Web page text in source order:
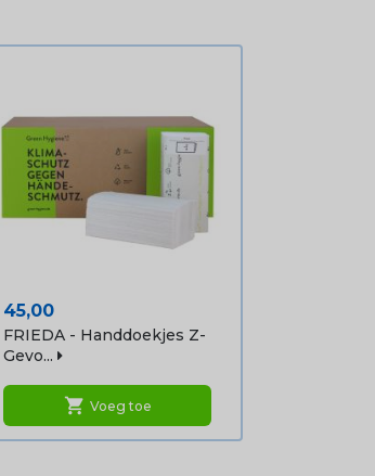
Prijs
45,00
FRIEDA - Handdoekjes Z-
Gevo...
shopping_cart Voeg toe